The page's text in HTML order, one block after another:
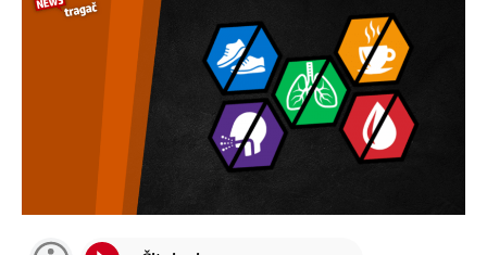
PRIJAVI LAŽNU VEST!